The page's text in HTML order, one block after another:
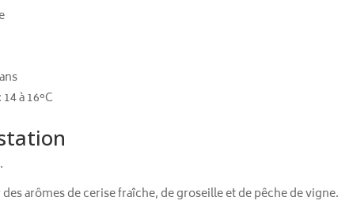
à 16°C
arômes de cerise fraîche, de groseille et de pêche de vigne.